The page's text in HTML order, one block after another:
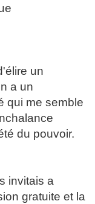
un
a un
qui me semble
du pouvoir.
invitais a
gratuite et la